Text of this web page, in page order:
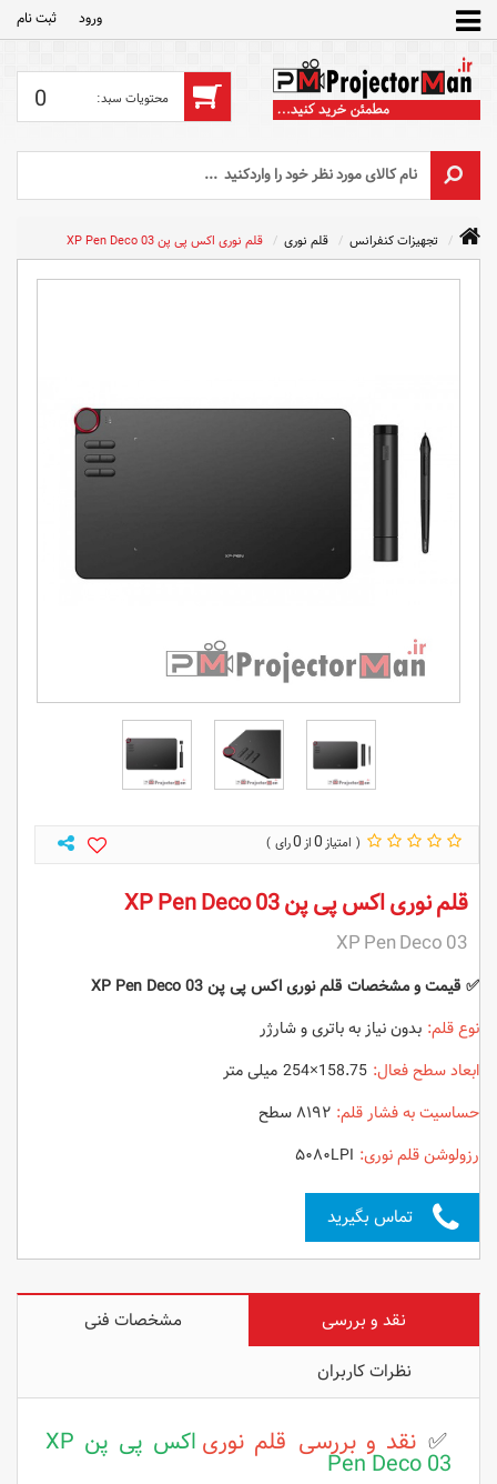
ورود ثبت‌ نام
0
تجهیزات کنفرانس قلم نوری قلم نوری اکس پی پن XP Pen Deco 03
0
0
قلم نوری اکس پی پن XP Pen Deco 03
XP Pen Deco 03
✅ قیمت و مشخصات قلم نوری اکس پی پن XP Pen Deco 03
نوع قلم: بدون نیاز به باتری و شارژر
ابعاد سطح فعال: 158.75×254 میلی متر
حساسیت به فشار قلم: ۸۱۹۲ سطح
رزولوشن قلم نوری: ۵۰۸۰LPI
تماس بگیرید
نقد و بررسی
مشخصات فنی
نظرات کاربران
✅ نقد و بررسی قلم نوری اکس پی پن XP
Pen Deco 03